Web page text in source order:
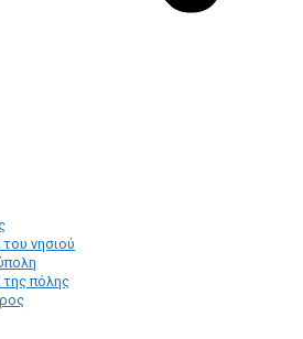
του νησιού
της πόλης